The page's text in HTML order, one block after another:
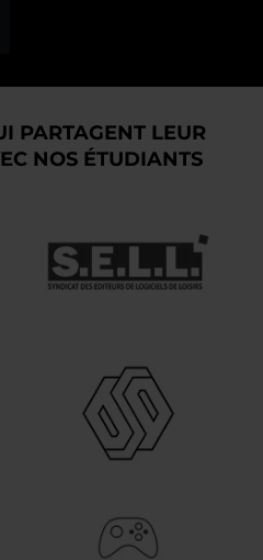
PARTAGENT LEUR
NOS ÉTUDIANTS